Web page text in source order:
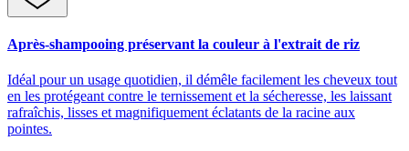
Après-shampooing préservant la couleur à l'extrait de riz
Idéal pour un usage quotidien, il démêle facilement les cheveux tout
en les protégeant contre le ternissement et la sécheresse, les laissant
rafraîchis, lisses et magnifiquement éclatants de la racine aux
pointes.